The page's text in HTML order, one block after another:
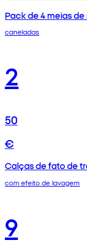
Pack de 4 meias
caneladas
2
50
€
Calças de fato de
com efeito de lavagem
9